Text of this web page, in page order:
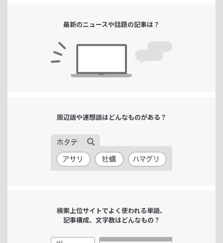
最新のニュースや話題の記事は？
周辺語や連想語はどんなものがある？
検索上位サイトでよく使われる単語、
記事構成、文字数はどんなもの？